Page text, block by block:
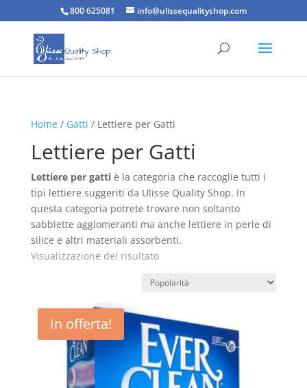
800 625081 info@ulissequalityshop.com
Home/ Gatti / Lettiere per Gatti
Lettiere per Gatti
Lettiere per gattiè la categoria che raccoglie tutti i
tipi lettiere suggeriti da Ulisse Quality Shop. In
questa categoria potrete trovare non soltanto
sabbiette agglomeranti ma anche lettiere in perle di
silice e altri materiali assorbenti.
Visualizzazione del risultato
In offerta!